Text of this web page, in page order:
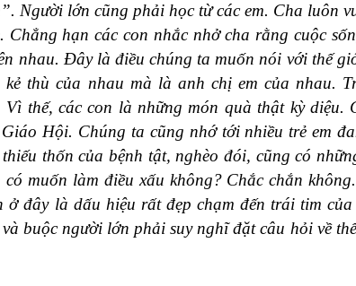
Người lớn cũng phải học từ các em. Cha luôn
hạn các con nhắc nhở cha rằng cuộc
nhau. Đây là điều chúng ta muốn nói với thế
thù của nhau mà là anh chị em của nhau.
thế, các con là những món quà thật kỳ diệu.
Hội. Chúng ta cũng nhớ tới nhiều trẻ em
thốn của bệnh tật, nghèo đói, cũng có
muốn làm điều xấu không? Chắc chắn
ở đây là dấu hiệu rất đẹp chạm đến trái tim
buộc người lớn phải suy nghĩ đặt câu hỏi về